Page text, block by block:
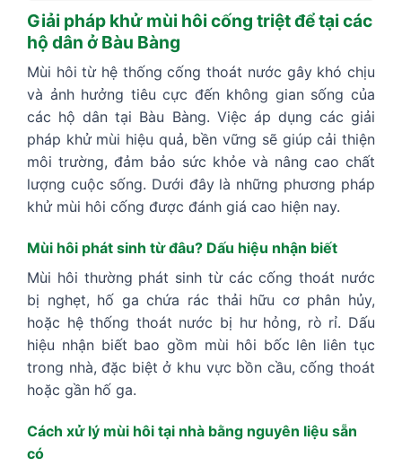
Giải pháp khử mùi hôi cống triệt để tại các
hộ dân ở Bàu Bàng
Mùi hôi từ hệ thống cống thoát nước gây khó chịu
và ảnh hưởng tiêu cực đến không gian sống của
các hộ dân tại Bàu Bàng. Việc áp dụng các giải
pháp khử mùi hiệu quả, bền vững sẽ giúp cải thiện
môi trường, đảm bảo sức khỏe và nâng cao chất
lượng cuộc sống. Dưới đây là những phương pháp
khử mùi hôi cống được đánh giá cao hiện nay.
Mùi hôi phát sinh từ đâu? Dấu hiệu nhận biết
Mùi hôi thường phát sinh từ các cống thoát nước
bị nghẹt, hố ga chứa rác thải hữu cơ phân hủy,
hoặc hệ thống thoát nước bị hư hỏng, rò rỉ. Dấu
hiệu nhận biết bao gồm mùi hôi bốc lên liên tục
trong nhà, đặc biệt ở khu vực bồn cầu, cống thoát
hoặc gần hố ga.
Cách xử lý mùi hôi tại nhà bằng nguyên liệu sẵn
có